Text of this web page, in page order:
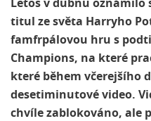
Letos v dubnu oznámilo
titul ze světa Harryho
famfrpálovou hru s
Champions, na které
které během včerejšího
desetiminutové video.
chvíle zablokováno, ale